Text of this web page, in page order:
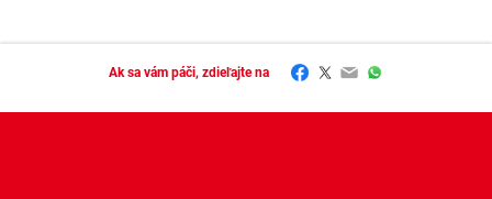
Ak sa vám páči, zdieľajte na Facebook
Twitter
EmailWhatsApp